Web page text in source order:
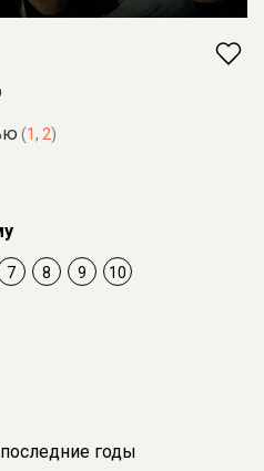
(1, 2)
7 8 9 10
годы